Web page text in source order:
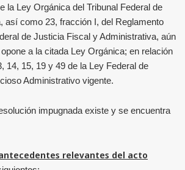
la Ley Orgánica del Tribunal Federal de
así como 23, fracción I, del Reglamento
de Justicia Fiscal y Administrativa, aún
a la citada Ley Orgánica; en relación
14, 15, 19 y 49 de la Ley Federal de
Administrativo vigente.
impugnada existe y se encuentra
relevantes del acto